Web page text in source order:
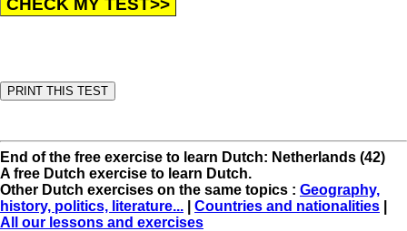
End of the free exercise to learn Dutch: Netherlands (42)
A free Dutch exercise to learn Dutch.
Other Dutch exercises on the same topics : Geography,
history, politics, literature...
Countries and nationalities
All our lessons and exercises